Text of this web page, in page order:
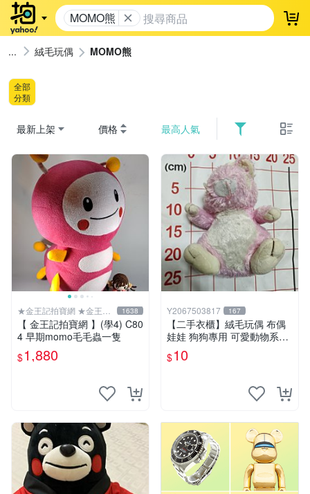
MOMO熊 登
絨毛玩偶 MOMO熊
全部
分類
最新上架 價格 最高人氣
★金王記拍寶網 ★金王記
拍寶趣
1638
【 金王記拍寶網 】(學4) C80
4 早期momo毛毛蟲一隻
$1,880
Y2067503817 167
【二手衣櫃】絨毛玩偶 布偶
娃娃 狗狗專用 可愛動物系列
耐咬耐磨玩具 玩偶 粉紅熊寵
物玩具 1120929
$10